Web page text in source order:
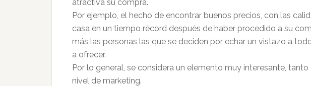
atractiva su compra.
Por ejemplo, el hecho de encontrar buenos precios, con las
casa en un tiempo récord después de haber procedido a su
más las personas las que se deciden por echar un vistazo a
a ofrecer.
Por lo general, se considera un elemento muy interesante,
nivel de marketing.